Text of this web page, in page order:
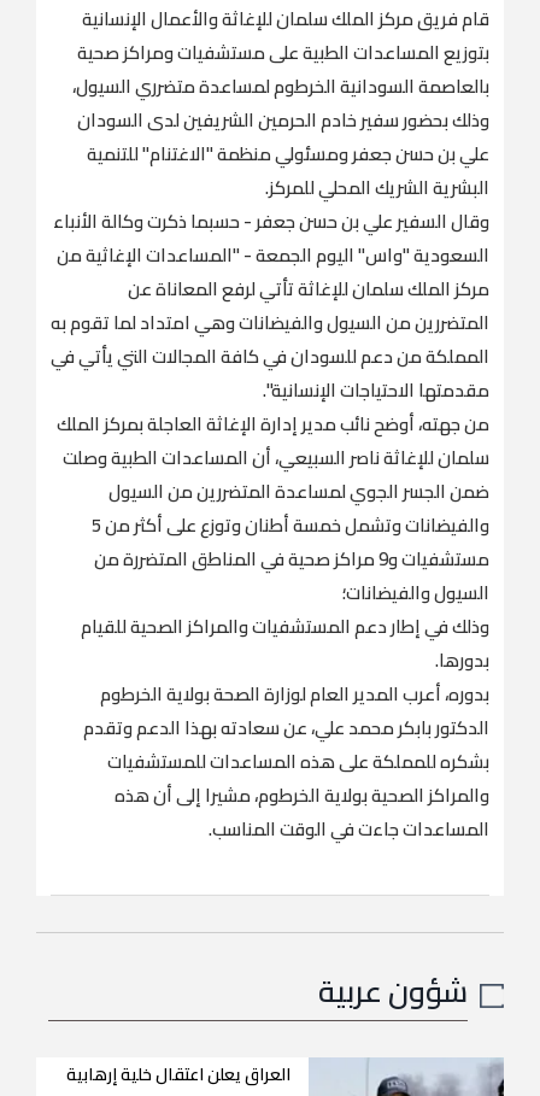
قام فريق مركز الملك سلمان للإغاثة والأعمال الإنسانية
بتوزيع المساعدات الطبية على مستشفيات ومراكز صحية
بالعاصمة السودانية الخرطوم لمساعدة متضرري السيول،
وذلك بحضور سفير خادم الحرمين الشريفين لدى السودان
علي بن حسن جعفر ومسئولي منظمة "الاغتنام" للتنمية
البشرية الشريك المحلي للمركز.
وقال السفير علي بن حسن جعفر - حسبما ذكرت وكالة الأنباء
السعودية "واس" اليوم الجمعة - "المساعدات الإغاثية من
مركز الملك سلمان للإغاثة تأتي لرفع المعاناة عن
المتضررين من السيول والفيضانات وهي امتداد لما تقوم به
المملكة من دعم للسودان في كافة المجالات التي يأتي في
مقدمتها الاحتياجات الإنسانية".
من جهته، أوضح نائب مدير إدارة الإغاثة العاجلة بمركز الملك
سلمان للإغاثة ناصر السبيعي، أن المساعدات الطبية وصلت
ضمن الجسر الجوي لمساعدة المتضررين من السيول
والفيضانات وتشمل خمسة أطنان وتوزع على أكثر من 5
مستشفيات و9 مراكز صحية في المناطق المتضررة من
السيول والفيضانات؛
وذلك في إطار دعم المستشفيات والمراكز الصحية للقيام
بدورها.
بدوره، أعرب المدير العام لوزارة الصحة بولاية الخرطوم
الدكتور بابكر محمد علي، عن سعادته بهذا الدعم وتقدم
بشكره للمملكة على هذه المساعدات للمستشفيات
والمراكز الصحية بولاية الخرطوم، مشيرا إلى أن هذه
المساعدات جاءت في الوقت المناسب.
شؤون عربية
العراق يعلن اعتقال خلية إرهابية